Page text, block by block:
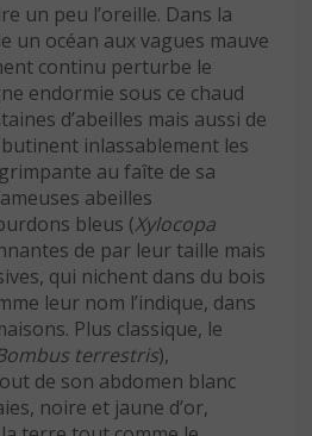
un peu l’oreille. Dans la
un océan aux vagues mauve
continu perturbe le
endormie sous ce chaud
d’abeilles mais aussi de
inlassablement les
au faîte de sa
abeilles
bleus (Xylocopa
de par leur taille mais
qui nichent dans du bois
leur nom l’indique, dans
Plus classique, le
terrestris),
de son abdomen blanc
noire et jaune d’or,